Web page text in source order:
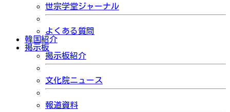
世宗学堂ジャーナル
よくある質問
韓国紹介
掲示板
掲示板紹介
文化院ニュース
報道資料